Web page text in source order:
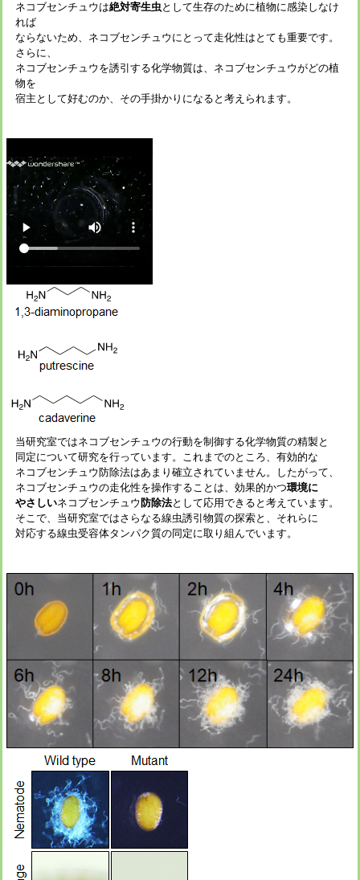
ネコブセンチュウは絶対寄生虫として生存のために植物に感染しなけ
れば
ならないため、ネコブセンチュウにとって走化性はとても重要です。
さらに、
ネコブセンチュウを誘引する化学物質は、ネコブセンチュウがどの植
物を
宿主として好むのか、その手掛かりになると考えられます。
当研究室ではネコブセンチュウの行動を制御する化学物質の精製と
同定について研究を行っています。これまでのところ、有効的な
ネコブセンチュウ防除法はあまり確立されていません。したがって、
ネコブセンチュウの走化性を操作することは、効果的かつ環境に
やさしいネコブセンチュウ 防除法として応用できると考えています。
そこで、当研究室ではさらなる線虫誘引物質の探索と、それらに
対応する線虫受容体タンパク質の同定に取り組んでいます。